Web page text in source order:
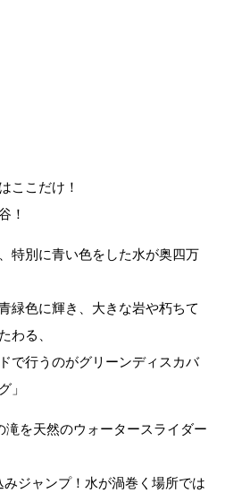
ここだけ！
！
特別に青い色をした水が奥四万
緑色に輝き、大きな岩や朽ちて
わる、
で行うのがグリーンディスカバ
」
を天然のウォータースライダー
ジャンプ！水が渦巻く場所では